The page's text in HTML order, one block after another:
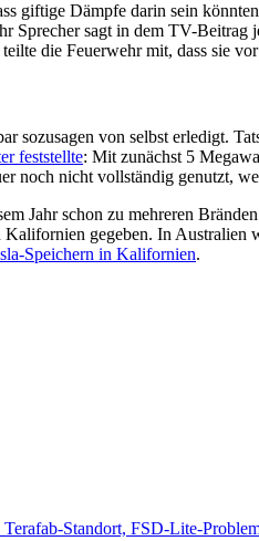
giftige Dämpfe darin sein
Sprecher sagt in dem TV-
die Feuerwehr mit, dass sie
sozusagen von selbst erledigt.
feststellte: Mit zunächst 5
noch nicht vollständig genutzt,
Jahr schon zu mehreren
gegeben. In
Speichern in Kalifornien.
Standort, FSD-Lite-